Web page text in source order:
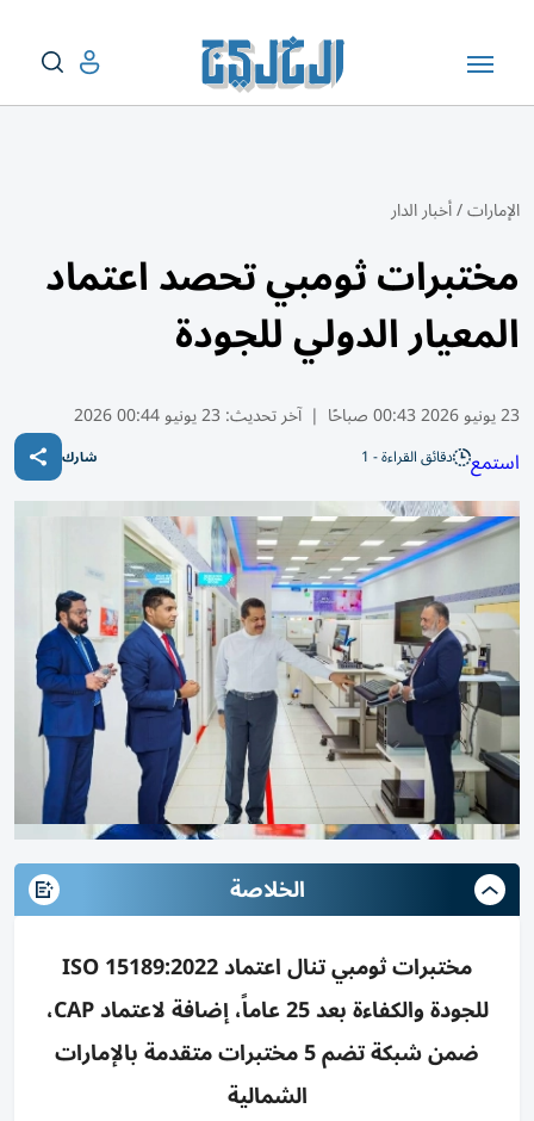
الإمارات/أخبار الدار
مختبرات ثومبي تحصد اعتماد
المعيار الدولي للجودة
23 يونيو 2026 00:43 صباحًا | آخر تحديث: 23 يونيو 00:44 2026
استمع دقائق القراءة - 1 شارك
الخلاصة
مختبرات ثومبي تنال اعتماد ISO 15189:2022
للجودة والكفاءة بعد 25 عاماً، إضافة لاعتماد CAP،
ضمن شبكة تضم 5 مختبرات متقدمة بالإمارات
الشمالية